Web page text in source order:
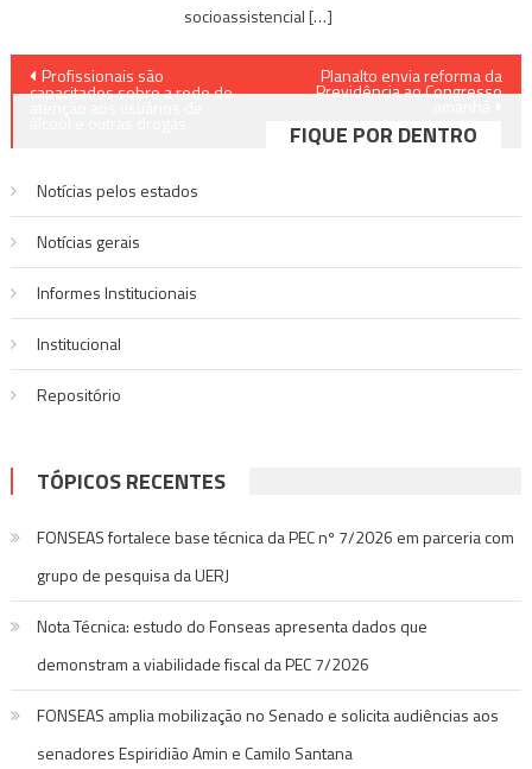
socioassistencial […]
Navegação
Profissionais são
capacitados sobre a rede de
Planalto envia reforma da
Previdência ao Congresso
FIQUE POR DENTRO
Notícias pelos estados
Notí­cias gerais
Informes Institucionais
Institucional
Repositório
TÓPICOS RECENTES
FONSEAS fortalece base técnica da PEC nº 7/2026 em parceria com
grupo de pesquisa da UERJ
Nota Técnica: estudo do Fonseas apresenta dados que
demonstram a viabilidade fiscal da PEC 7/2026
FONSEAS amplia mobilização no Senado e solicita audiências aos
senadores Espiridião Amin e Camilo Santana